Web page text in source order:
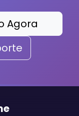
Agora